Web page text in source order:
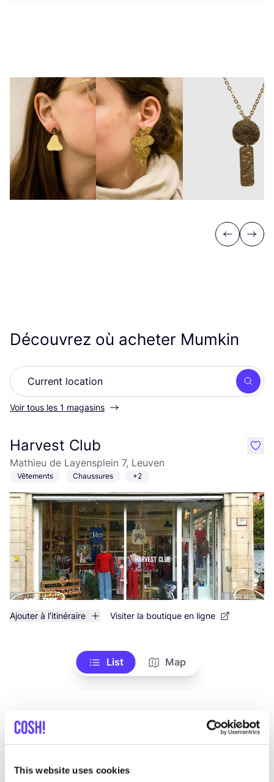
This website uses cookies
Previous
Next
Découvrez où acheter Mumkin
Voir tous les 1 magasins
Harvest Club
Mathieu de Layensplein 7, Leuven
Vêtements Chaussures +2
Ajouter à l'itinéraire Visiter la boutique en ligne
like
List Map